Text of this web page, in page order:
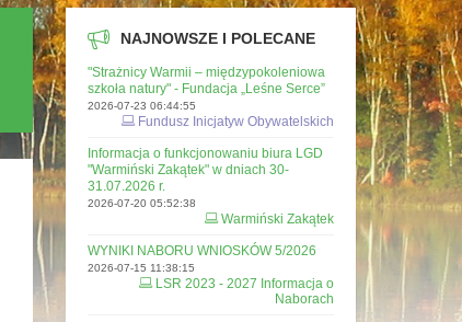
NAJNOWSZE I POLECANE
"Strażnicy Warmii – międzypokoleniowa
szkoła natury" - Fundacja „Leśne Serce”
2026-07-23 06:44:55
Fundusz Inicjatyw Obywatelskich
Informacja o funkcjonowaniu biura LGD
"Warmiński Zakątek" w dniach 30-
31.07.2026 r.
2026-07-20 05:52:38
Warmiński Zakątek
WYNIKI NABORU WNIOSKÓW 5/2026
2026-07-15 11:38:15
LSR 2023 - 2027 Informacja o
Naborach